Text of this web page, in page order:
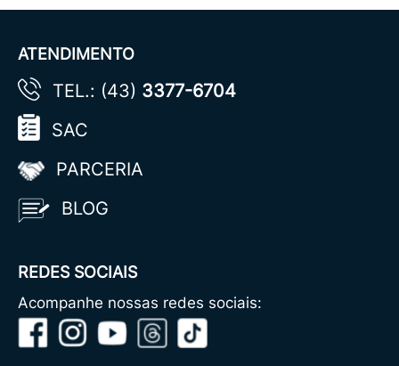
ATENDIMENTO
TEL.: (43) 3377-6704
SAC
PARCERIA
BLOG
REDES SOCIAIS
Acompanhe nossas redes sociais: